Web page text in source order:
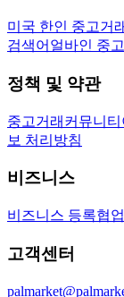
미국 한인 중고거
검색어 얼바인 중
정책 및 약관
중고거래 커뮤니티
보 처리방침
비즈니스
비즈니스 등록협
고객센터